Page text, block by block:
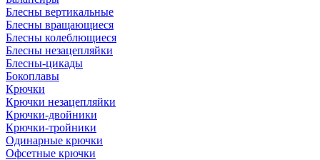
Блесны вертикальные
Блесны вращающиеся
Блесны колеблющиеся
Блесны незацепляйки
Блесны-цикады
Бокоплавы
Крючки
Крючки незацепляйки
Крючки-двойники
Крючки-тройники
Одинарные крючки
Офсетные крючки